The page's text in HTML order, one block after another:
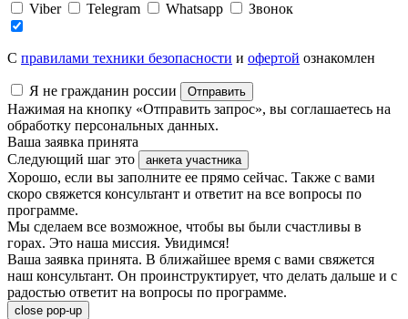
Viber
Telegram Whatsapp Звонок
C правилами техники безопасности и офертой ознакомлен
Я не гражданин россии Отправить
Нажимая на кнопку «Отправить запрос», вы соглашаетесь на
обработку персональных данных.
Ваша заявка принята
Следующий шаг это
анкета участника
Хорошо, если вы заполните ее прямо сейчас. Также с вами
скоро свяжется консультант и ответит на все вопросы по
программе.
Мы сделаем все возможное, чтобы вы были счастливы в
горах. Это наша миссия. Увидимся!
Ваша заявка принята. В ближайшее время с вами свяжется
наш консультант. Он проинструктирует, что делать дальше и с
радостью ответит на вопросы по программе.
close pop-up